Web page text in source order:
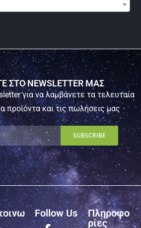
ΣΤΟ NEWSLETTER ΜΑΣ
για να λαμβάνετε τα τελευταία
προϊόντα και τις πωλήσεις μας
Follow Us
Πληροφο
ρίες